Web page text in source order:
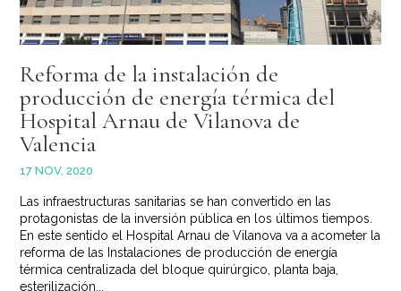
Reforma de la instalación de
producción de energía térmica del
Hospital Arnau de Vilanova de
Valencia
17 NOV, 2020
Las infraestructuras sanitarias se han convertido en las
protagonistas de la inversión pública en los últimos tiempos.
En este sentido el Hospital Arnau de Vilanova va a acometer la
reforma de las Instalaciones de producción de energía
térmica centralizada del bloque quirúrgico, planta baja,
esterilización...